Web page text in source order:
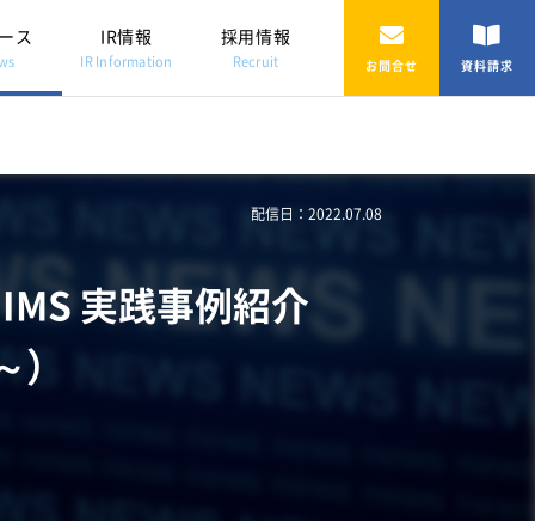
ス IR情報
IR Information
採用情報
Recruit お問合せ 資料請求
配信日：2022.07.08
実践事例紹介
）